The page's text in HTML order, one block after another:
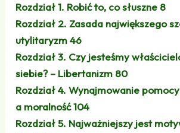
Rozdział 1. Robić to, co słuszne 8
Rozdział 2. Zasada największego
utylitaryzm46
Rozdział 3. Czy jesteśmy
siebie? – Libertanizm 80
Rozdział 4. Wynajmowanie
a moralność104
Rozdział 5. Najważniejszy jest